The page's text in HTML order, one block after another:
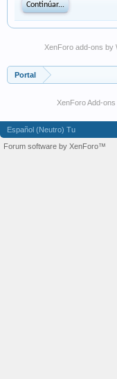
Continúar...
XenForo add-ons by
Portal
XenForo Add-
Español (Neutro) Tu
Forum software by XenForo™